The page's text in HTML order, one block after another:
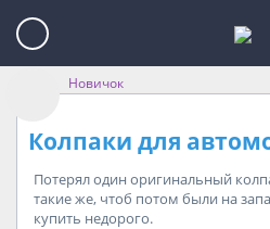
Новичок
Колпаки для
Потерял один оригинальный
такие же, чтоб потом были на
купить недорого.